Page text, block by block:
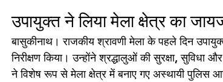
उपायुक्त ने लिया मेला क्षेत्र का
बासुकीनाथ। राजकीय श्रावणी मेला के पहले दिन
निरीक्षण किया। उन्होंने श्रद्धालुओं की सुरक्षा, सुविधा
ने विशेष रूप से मेला क्षेत्र में बनाए गए अस्थायी पुलिस